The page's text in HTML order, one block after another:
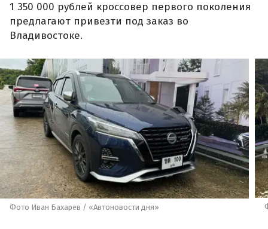
1 350 000 рублей кроссовер первого поколения
предлагают привезти под заказ во
Владивостоке.
Фото Иван Бахарев / «Автоновости дня»